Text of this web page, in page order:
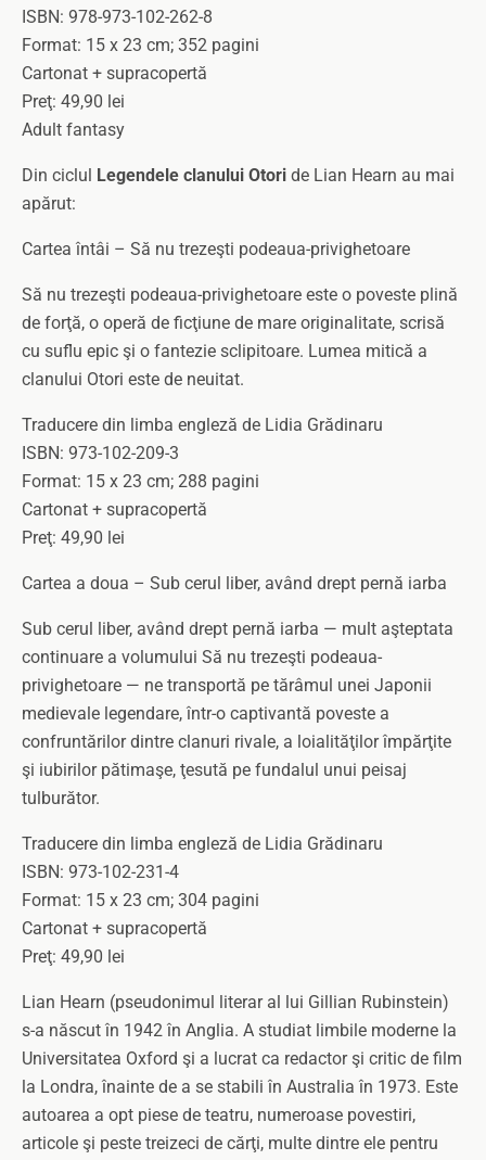
ISBN: 978-973-102-262-8
Format: 15 x 23 cm; 352 pagini
Cartonat + supracopertă
Preţ: 49,90 lei
Adult fantasy
Din ciclul Legendele clanului Otori de Lian Hearn au mai
apărut:
Cartea întâi – Să nu trezeşti podeaua-privighetoare
Să nu trezeşti podeaua-privighetoare este o poveste plină
de forţă, o operă de ficţiune de mare originalitate, scrisă
cu suflu epic şi o fantezie sclipitoare. Lumea mitică a
clanului Otori este de neuitat.
Traducere din limba engleză de Lidia Grădinaru
ISBN: 973-102-209-3
Format: 15 x 23 cm; 288 pagini
Cartonat + supracopertă
Preţ: 49,90 lei
Cartea a doua – Sub cerul liber, având drept pernă iarba
Sub cerul liber, având drept pernă iarba — mult aşteptata
continuare a volumului Să nu trezeşti podeaua-
privighetoare — ne transportă pe tărâmul unei Japonii
medievale legendare, într-o captivantă poveste a
confruntărilor dintre clanuri rivale, a loialităţilor împărţite
şi iubirilor pătimaşe, ţesută pe fundalul unui peisaj
tulburător.
Traducere din limba engleză de Lidia Grădinaru
ISBN: 973-102-231-4
Format: 15 x 23 cm; 304 pagini
Cartonat + supracopertă
Preţ: 49,90 lei
Lian Hearn (pseudonimul literar al lui Gillian Rubinstein)
s-a născut în 1942 în Anglia. A studiat limbile moderne la
Universitatea Oxford şi a lucrat ca redactor şi critic de film
la Londra, înainte de a se stabili în Australia în 1973. Este
autoarea a opt piese de teatru, numeroase povestiri,
articole şi peste treizeci de cărţi, multe dintre ele pentru